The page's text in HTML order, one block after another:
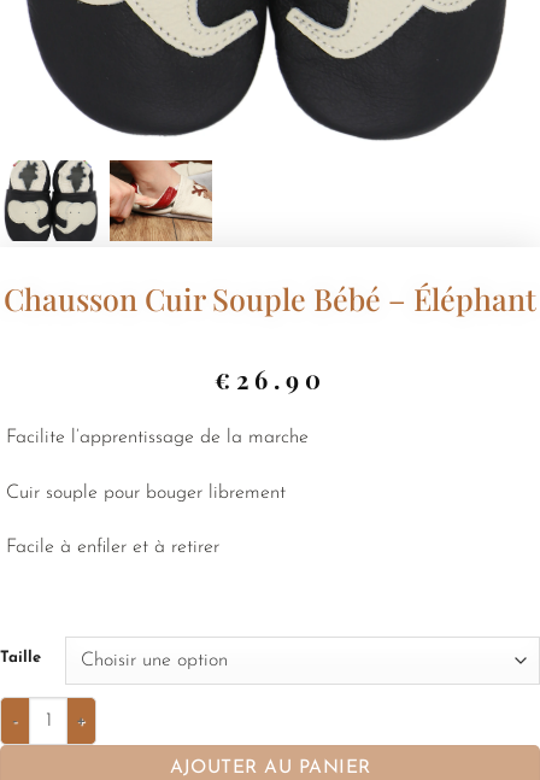
Chausson Cuir Souple Bébé – Éléphant
€ 26.90
Facilite l’apprentissage de la marche
Cuir souple pour bouger librement
Facile à enfiler et à retirer
Taille
AJOUTER AU PANIER